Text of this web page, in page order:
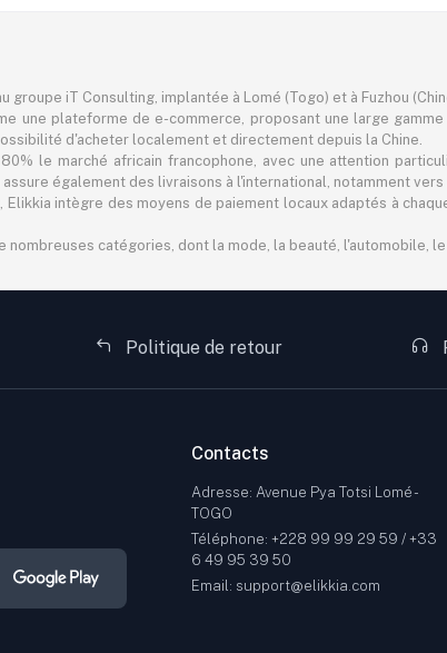
groupe iT Consulting, implantée à Lomé (Togo) et à Fuzhou
une plateforme de e-commerce, proposant une large
d'acheter localement et directement depuis la Chine.
le marché africain francophone, avec une attention
également des livraisons à l'international, notamment
intègre des moyens de paiement locaux adaptés à
nombreuses catégories, dont la mode, la beauté, l'automobile,
Politique de retour
Contacts
Adresse: Avenue Pya Totsi Lomé -
TOGO
Téléphone: +228 99 99 29 59 / +33
6 49 95 39 50
Email: support@elikkia.com